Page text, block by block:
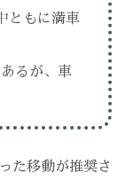
ともに満車
るが、車
た移動が推奨さ